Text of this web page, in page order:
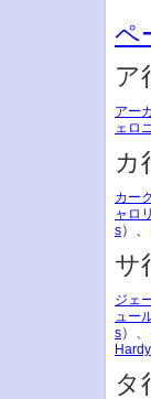
ペ
ア
アー
ェロ
カ
カー
ャロ
s）、
サ
ジェ
ュー
s）、
Hardy
タ